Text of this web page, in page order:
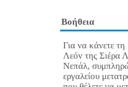
Βοήθεια
Για να κάνετε
Λεόν της Σιέρα
Νεπάλ,
εργαλείου